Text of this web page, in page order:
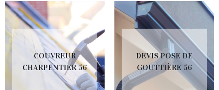
COUVREUR
CHARPENTIER 56
DEVIS POSE DE
GOUTTIÈRE 56